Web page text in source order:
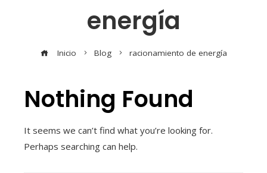
energía
Inicio Blog racionamiento de energía
Nothing Found
It seems we can’t find what you’re looking for.
Perhaps searching can help.